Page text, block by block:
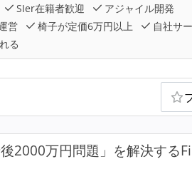
SIer在籍者歓迎
アジャイル開発
営 椅子が定価6万円以上
自社サ
る
2000万円問題」を解決する